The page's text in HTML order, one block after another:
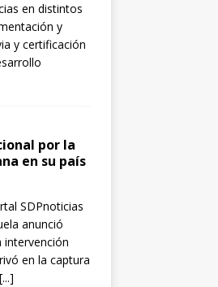
en distintos
y
y certificación
por la
en su país
SDPnoticias
anunció
intervención
en la captura
[...]